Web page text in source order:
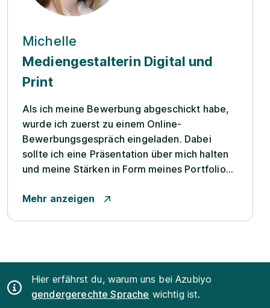
Michelle
Mediengestalterin Digital und
Print
Als ich meine Bewerbung abgeschickt habe,
wurde ich zuerst zu einem Online-
Bewerbungsgespräch eingeladen. Dabei
sollte ich eine Präsentation über mich halten
und meine Stärken in Form meines Portfolios
zu einem persönlichen Gespräch eingeladen
Mehr anzeigen
Hier erfährst du, warum uns bei Azubiyo
gendergerechte Sprache wichtig ist.